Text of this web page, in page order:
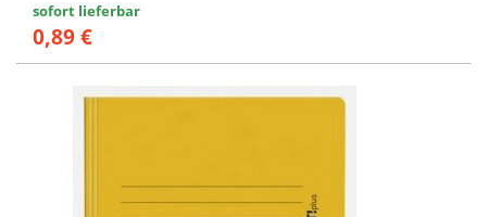
sofort lieferbar
0,89 €